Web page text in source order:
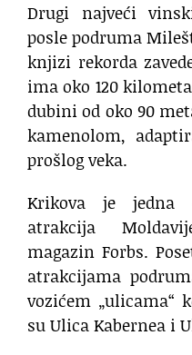
Drugi najveći
posle podruma
knjizi rekorda
ima oko 120
dubini od oko 90
kamenolom,
prošlog veka.
Krikova je jedna
atrakcija
magazin Forbs.
atrakcijama
vozićem „ulicama“
su Ulica Kabernea i